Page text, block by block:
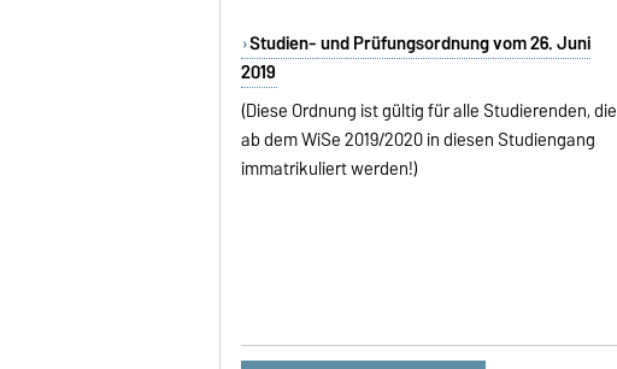
Studien- und Prüfungsordnung vom 26. Juni
2019
(Diese Ordnung ist gültig für alle Studierenden, die
ab dem WiSe 2019/2020 in diesen Studiengang
immatrikuliert werden!)